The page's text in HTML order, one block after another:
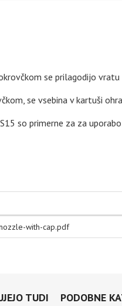
se prilagodijo
se vsebina v kartuši
so primerne za za
with-cap.pdf
TUDI PODOBNE